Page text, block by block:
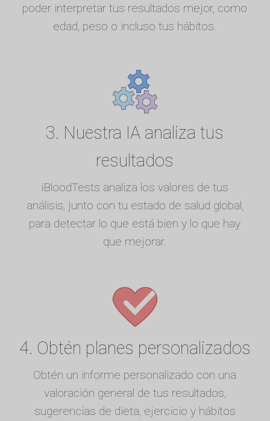
poder interpretar tus resultados mejor, como
edad, peso o incluso tus hábitos.
3. Nuestra IA analiza tus
resultados
iBloodTests analiza los valores de tus
análisis, junto con tu estado de salud global,
para detectar lo que está bien y lo que hay
que mejorar.
4. Obtén planes personalizados
Obtén un informe personalizado con una
valoración general de tus resultados,
sugerencias de dieta, ejercicio y hábitos